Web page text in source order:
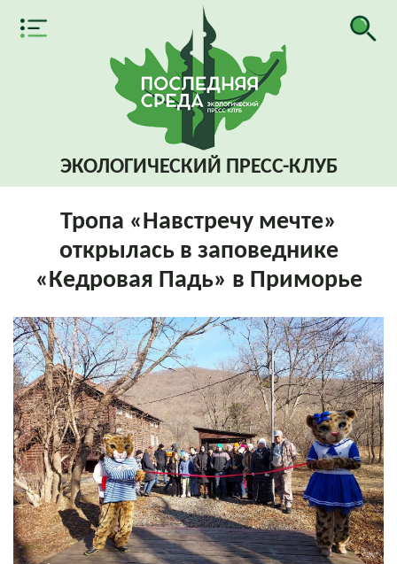
ЭКОЛОГИЧЕСКИЙ ПРЕСС-КЛУБ
Тропа «Навстречу мечте»
открылась в заповеднике
«Кедровая Падь» в Приморье